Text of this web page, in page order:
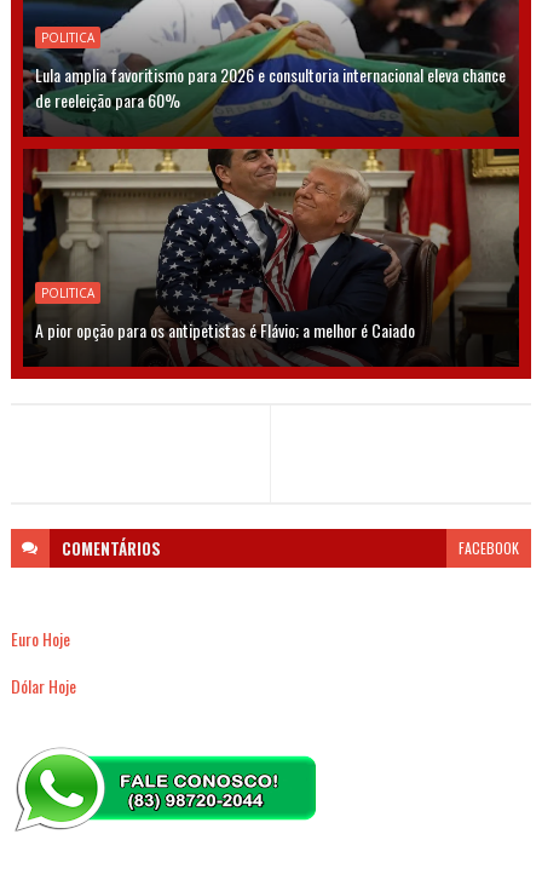
POLITICA
Lula amplia favoritismo para 2026 e consultoria internacional eleva chance
de reeleição para 60%
POLITICA
A pior opção para os antipetistas é Flávio; a melhor é Caiado
COMENTÁRIOS FACEBOOK
Euro Hoje
Dólar Hoje